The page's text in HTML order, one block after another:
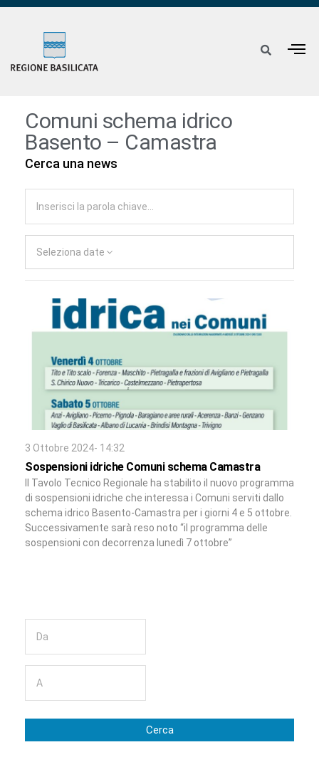
Comuni schema idrico
Basento – Camastra
Cerca una news
Seleziona date
3 Ottobre 2024- 14:32
Sospensioni idriche Comuni schema Camastra
Il Tavolo Tecnico Regionale ha stabilito il nuovo programma
di sospensioni idriche che interessa i Comuni serviti dallo
schema idrico Basento-Camastra per i giorni 4 e 5 ottobre.
Successivamente sarà reso noto “il programma delle
sospensioni con decorrenza lunedì 7 ottobre”
Cerca